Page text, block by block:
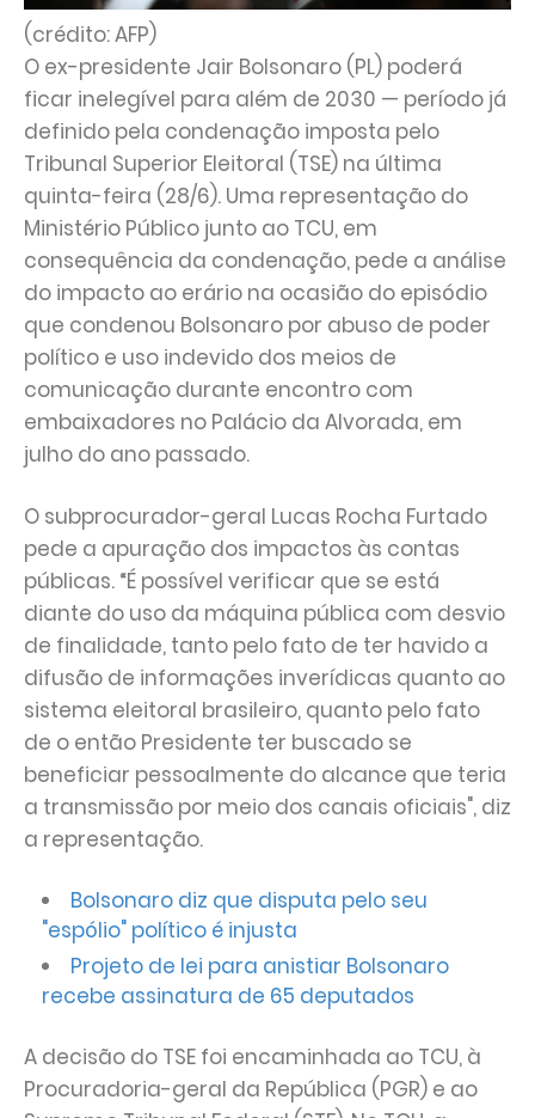
(crédito: AFP)
O ex-presidente Jair Bolsonaro (PL) poderá
ficar inelegível para além de 2030 — período já
definido pela condenação imposta pelo
Tribunal Superior Eleitoral (TSE) na última
quinta-feira (28/6). Uma representação do
Ministério Público junto ao TCU, em
consequência da condenação, pede a análise
do impacto ao erário na ocasião do episódio
que condenou Bolsonaro por abuso de poder
político e uso indevido dos meios de
comunicação durante encontro com
embaixadores no Palácio da Alvorada, em
julho do ano passado.
O subprocurador-geral Lucas Rocha Furtado
pede a apuração dos impactos às contas
públicas. “É possível verificar que se está
diante do uso da máquina pública com desvio
de finalidade, tanto pelo fato de ter havido a
difusão de informações inverídicas quanto ao
sistema eleitoral brasileiro, quanto pelo fato
de o então Presidente ter buscado se
beneficiar pessoalmente do alcance que teria
a transmissão por meio dos canais oficiais", diz
a representação.
Bolsonaro diz que disputa pelo seu
"espólio" político é injusta
Projeto de lei para anistiar Bolsonaro
recebe assinatura de 65 deputados
A decisão do TSE foi encaminhada ao TCU, à
Procuradoria-geral da República (PGR) e ao